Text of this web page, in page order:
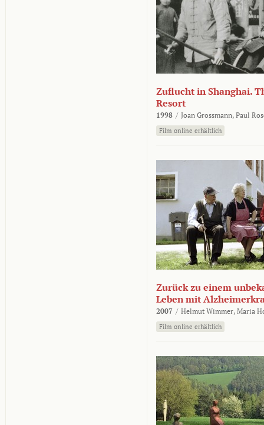
Zuflucht in Shanghai.
Resort
1998 / Joan Grossmann, Paul
Film online erhältlich
Zurück zu einem
Leben mit
2007 / Helmut Wimmer, Maria
Film online erhältlich